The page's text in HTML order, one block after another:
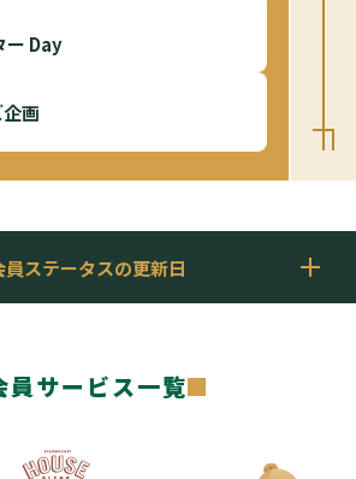
ー Day
画
員ステータスの更新日
員サービス一覧